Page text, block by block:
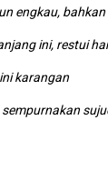
engkau,
ini, restui
karangan